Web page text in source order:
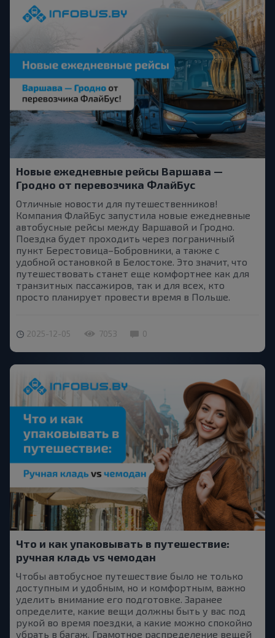
Новые ежедневные рейсы Варшава —
Гродно от перевозчика ФлайБус
Отличные новости для путешественников!
Компания ФлайБус запустила новые ежедневные
автобусные рейсы между Варшавой и Гродно.
Поездка будет проходить через пограничный
пункт Берестовица–Бобровники, а также с
удобной остановкой в Белостоке. Это значит, что
путешествовать станет еще комфортнее как для
транзитных пассажиров, так и для всех, кто
просто планирует провести время в Польше.
2025-12-05 7053 0
Что и как упаковывать в путешествие:
ручная кладь vs чемодан
Чтобы автобусное путешествие было не только
доступным и удобным, но и комфортным, важно
уделить внимание его подготовке. Заранее
определите, какие вещи должны быть у вас под
рукой во время поездки, а какие можно спокойно
убрать в багаж. Грамотное распределение вещей